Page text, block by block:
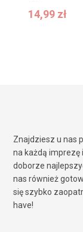
14,99 zł
14,99zł
Znajdziesz u nas
na każdą imprezę
doborze
nas również
się szybko
have!